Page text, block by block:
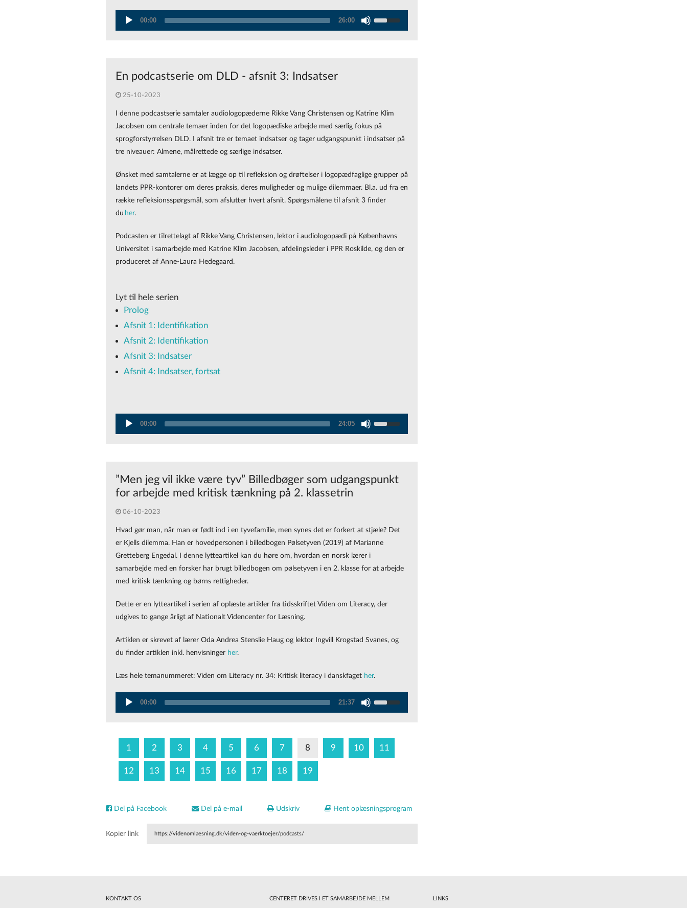
Audio
00:00 26:00
volume.
En podcastserie om DLD - afsnit 3: Indsatser
25-10-2023
I denne podcastserie samtaler audiologopæderne Rikke Vang Christensen og Katrine Klim
Jacobsen om centrale temaer inden for det logopædiske arbejde med særlig fokus på
sprogforstyrrelsen DLD. I afsnit tre er temaet indsatser og tager udgangspunkt i indsatser på
tre niveauer: Almene, målrettede og særlige indsatser.
Ønsket med samtalerne er at lægge op til refleksion og drøftelser i logopædfaglige grupper på
landets PPR-kontorer om deres praksis, deres muligheder og mulige dilemmaer. Bl.a. ud fra en
række refleksionsspørgsmål, som afslutter hvert afsnit. Spørgsmålene til afsnit 3 finder
du her.
Podcasten er tilrettelagt af Rikke Vang Christensen, lektor i audiologopædi på Københavns
Universitet i samarbejde med Katrine Klim Jacobsen, afdelingsleder i PPR Roskilde, og den er
produceret af Anne-Laura Hedegaard.
Lyt til hele serien
Prolog
Afsnit 1: Identifikation
Afsnit 2: Identifikation
Afsnit 3: Indsatser
Afsnit 4: Indsatser, fortsat
Audio
00:00 24:05
increase
”Men jeg vil ikke være tyv” Billedbøger som udgangspunkt
for arbejde med kritisk tænkning på 2. klassetrin
06-10-2023
Hvad gør man, når man er født ind i en tyvefamilie, men synes det er forkert at stjæle? Det
er Kjells dilemma. Han er hovedpersonen i billedbogen Pølsetyven (2019) af Marianne
Gretteberg Engedal. I denne lytteartikel kan du høre om, hvordan en norsk lærer i
samarbejde med en forsker har brugt billedbogen om pølsetyven i en 2. klasse for at arbejde
med kritisk tænkning og børns rettigheder.
Dette er en lytteartikel i serien af oplæste artikler fra tidsskriftet Viden om Literacy, der
udgives to gange årligt af Nationalt Videncenter for Læsning.
Artiklen er skrevet af lærer Oda Andrea Stenslie Haug og lektor Ingvill Krogstad Svanes, og
du finder artiklen inkl. henvisninger her.
Læs hele temanummeret: Viden om Literacy nr. 34: Kritisk literacy i danskfaget her.
Audio
00:00 21:37
keys
1 2 3 4 5 6 7 8 9 10 11
12 13 14 15 16 17 18 19
Del på Facebook Del på e-mail Udskriv Hent oplæsningsprogram
Kopier link https://videnomlaesning.dk/viden-og-vaerktoejer/podcasts/
KONTAKT OS CENTERET DRIVES I ET SAMARBEJDE MELLEM LINKS